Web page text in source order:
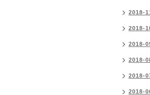
2018-
2018-
2018-
2018-
2018-
2018-